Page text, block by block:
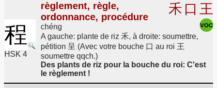
程
HSK 4
règlement, règle,
ordonnance, procédure
chéng
禾 口 王
A gauche: plante de riz 禾, à droite: soumettre,
pétition 呈 (Avec votre bouche 口 au roi 王
soumettre qqch.)
Des plants de riz pour la bouche du roi: C'est
le règlement !